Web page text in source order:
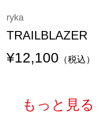
ryka
TRAILBLAZER
¥12,100 （税込）
もっと見る